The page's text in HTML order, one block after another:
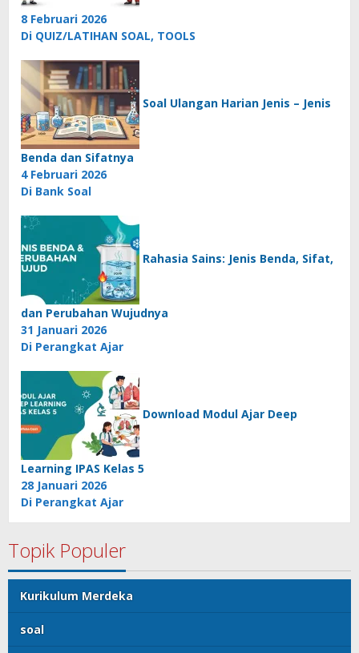
8 Februari 2026
Di QUIZ/LATIHAN SOAL, TOOLS
Soal Ulangan Harian Jenis – Jenis
Benda dan Sifatnya
4 Februari 2026
Di Bank Soal
Rahasia Sains: Jenis Benda, Sifat,
dan Perubahan Wujudnya
31 Januari 2026
Di Perangkat Ajar
Download Modul Ajar Deep
Learning IPAS Kelas 5
28 Januari 2026
Di Perangkat Ajar
Topik Populer
Kurikulum Merdeka
soal